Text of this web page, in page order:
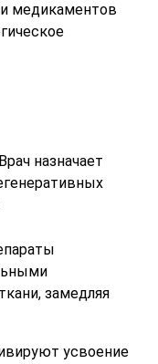
медикаментов
Врач назначает
замедляя
усвоение